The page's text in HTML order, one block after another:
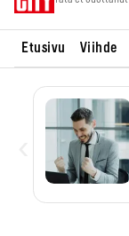
Etusivu Viihde